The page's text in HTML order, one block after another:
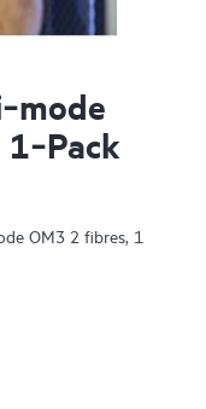
OM3 2 fibres, 1